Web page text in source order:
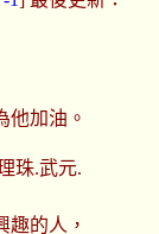
他加油。
珠.武元.
趣的人，